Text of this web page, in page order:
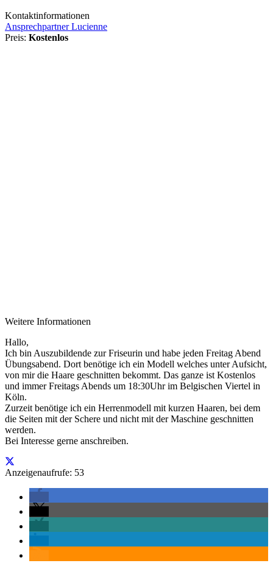
Kontaktinformationen
Ansprechpartner Lucienne
Preis: Kostenlos
Weitere Informationen
Hallo,
Ich bin Auszubildende zur Friseurin und habe jeden Freitag Abend
Übungsabend. Dort benötige ich ein Modell welches unter Aufsicht,
von mir die Haare geschnitten bekommt. Das ganze ist Kostenlos
und immer Freitags Abends um 18:30Uhr im Belgischen Viertel in
Köln.
Zurzeit benötige ich ein Herrenmodell mit kurzen Haaren, bei dem
die Seiten mit der Schere und nicht mit der Maschine geschnitten
werden.
Bei Interesse gerne anschreiben.
Anzeigenaufrufe: 53